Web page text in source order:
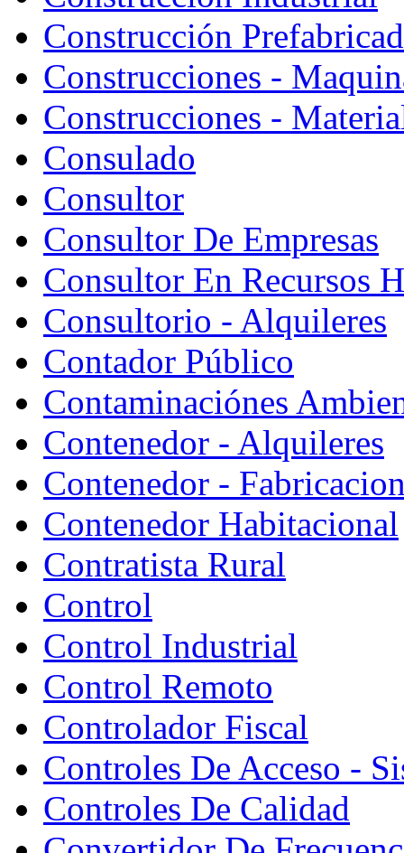
Construcción
Construcciones -
Construcciones -
Consulado
Consultor
Consultor De Empresas
Consultor En Recursos
Consultorio - Alquileres
Contador Público
Contaminaciónes
Contenedor - Alquileres
Contenedor -
Contenedor Habitacional
Contratista Rural
Control
Control Industrial
Control Remoto
Controlador Fiscal
Controles De Acceso -
Controles De Calidad